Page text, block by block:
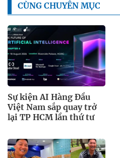
CÙNG CHUYÊN MỤC
Sự kiện AI Hàng Đầu
Việt Nam sắp quay trở
lại TP HCM lần thứ tư